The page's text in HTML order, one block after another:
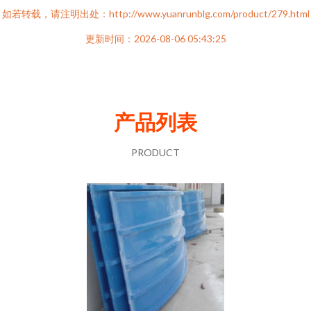
如若转载，请注明出处：http://www.yuanrunblg.com/product/279.html
更新时间：2026-08-06 05:43:25
产品列表
PRODUCT